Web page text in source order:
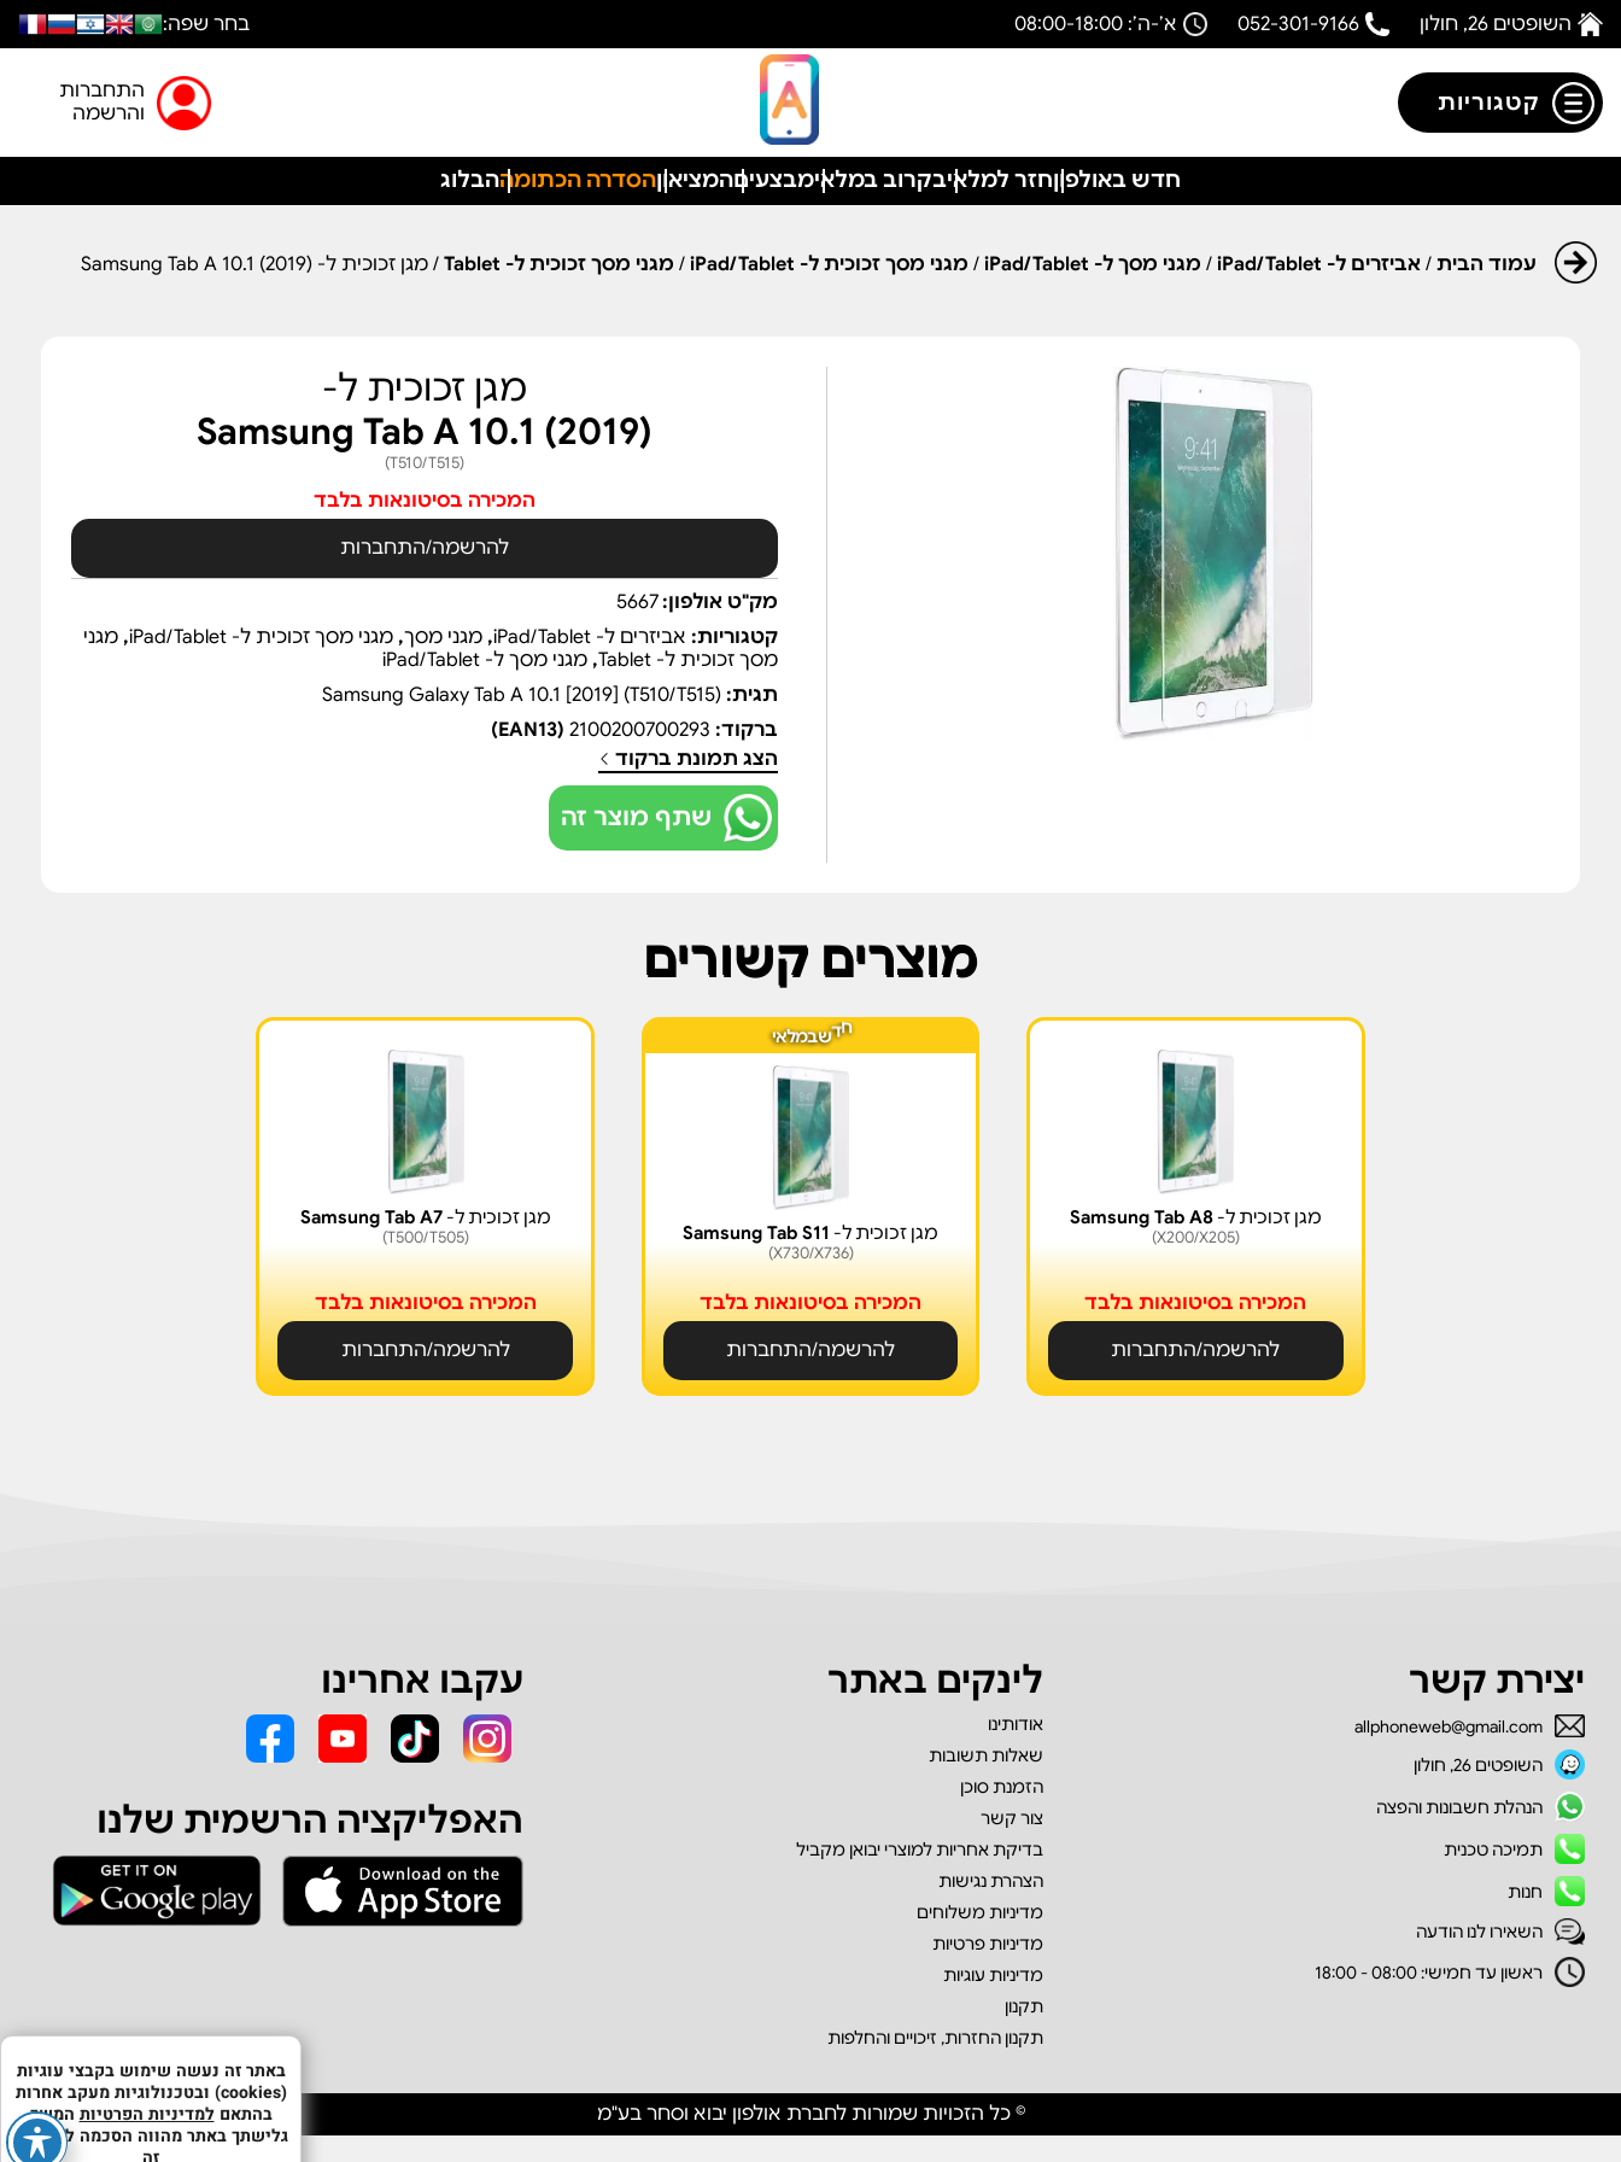
השופטים 26, חולון 052-301-9166 א’-ה’: 08:00-18:00 בחר שפה:
קטגוריות
התחברות
והרשמה
חדש באולפוןחזר למלאיבקרוב במלאימבצעיםהמציאוןהסדרה הכתומההבלוג
עמוד הבית /אביזרים ל- iPad/Tablet / מגני מסך ל- iPad/Tablet / מגני מסך זכוכית ל- iPad/Tablet / מגני מסך זכוכית ל- Tablet / מגן זכוכית ל- Samsung Tab A 10.1 (2019)
מגן זכוכית ל-
Samsung Tab A 10.1 (2019)
(T510/T515)
המכירה בסיטונאות בלבד
להרשמה/התחברות
מק"ט אולפון:5667
קטגוריות: אביזרים ל- iPad/Tablet , מגני מסך, מגני מסך זכוכית ל- iPad/Tablet , מגני
מסך זכוכית ל- Tablet
, מגני מסך ל- iPad/Tablet
תגית: Samsung Galaxy Tab A 10.1 [2019] (T510/T515)
ברקוד: 2100200700293
(EAN13)
הצג תמונת ברקוד
שתף מוצר זה
מוצרים קשורים
(X200/X205)
מגן זכוכית ל-Samsung Tab A8
המכירה בסיטונאות בלבד
להרשמה/התחברות
חדשבמלאי
(X730/X736)
מגן זכוכית ל- Samsung Tab S11
המכירה בסיטונאות בלבד
להרשמה/התחברות
(T500/T505)
מגן זכוכית ל-Samsung Tab A7
המכירה בסיטונאות בלבד
להרשמה/התחברות
יצירת קשר
allphoneweb@gmail.com
השופטים 26, חולון
הנהלת חשבונות והפצה
תמיכה טכנית
חנות
השאירו לנו הודעה
ראשון עד חמישי: 08:00 - 18:00
לינקים באתר
אודותינו
שאלות תשובות
הזמנת סוכן
צור קשר
בדיקת אחריות למוצרי יבואן מקביל
הצהרת נגישות
מדיניות משלוחים
מדיניות פרטיות
מדיניות עוגיות
תקנון
תקנון החזרות, זיכויים והחלפות
עקבו אחרינו
האפליקציה הרשמית שלנו
© כל הזכויות שמורות לחברת אולפון יבוא וסחר בע"מ
באתר זה נעשה שימוש בקבצי עוגיות
(cookies) ובטכנולוגיות מעקב אחרות
בהתאםלמדיניות הפרטיות המשך
גלישתך באתר מהווה הסכמה לשימוש